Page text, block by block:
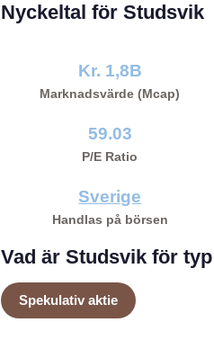
Nyckeltal för Studsvik
Kr. 1,8B
Marknadsvärde (Mcap)
59.03
P/E Ratio
Sverige
Handlas på börsen
Vad är Studsvik för
Spekulativ aktie